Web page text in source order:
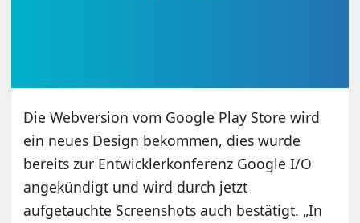
Die Webversion vom Google Play Store wird
ein neues Design bekommen, dies wurde
bereits zur Entwicklerkonferenz Google I/O
angekündigt und wird durch jetzt
aufgetauchte Screenshots auch bestätigt. „In